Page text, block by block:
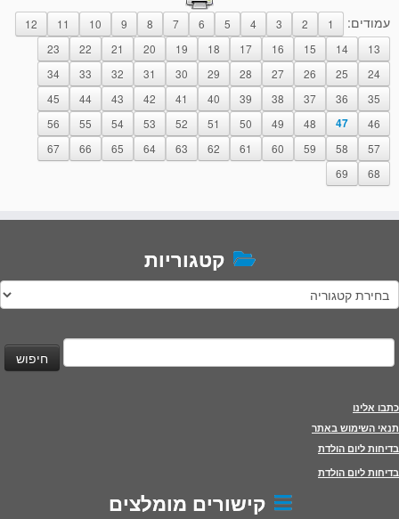
עמודים: 1
2
3
4
5
6
7
8
9
10
11
12
13
14
15
16
17
18
19
20
21
22
23
24
25
26
27
28
29
30
31
32
33
34
35
36
37
38
39
40
41
42
43
44
45
46
47
48
49
50
51
52
53
54
55
56
57
58
59
60
61
62
63
64
65
66
67
68
69
קטגוריות
קטגוריות
כתבו אלינו
תנאי השימוש באתר
בדיחות ליום הולדת
בדיחות ליום הולדת
קישורים מומלצים